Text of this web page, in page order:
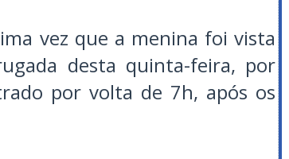
vez que a menina foi vista
desta quinta-feira, por
por volta de 7h, após os